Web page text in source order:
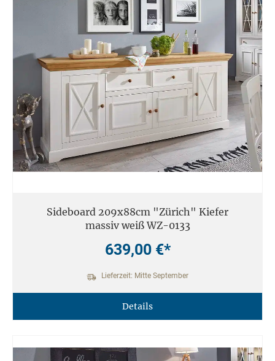
Sideboard 209x88cm "Zürich" Kiefer
massiv weiß WZ-0133
639,00 €*
Lieferzeit: Mitte September
Details